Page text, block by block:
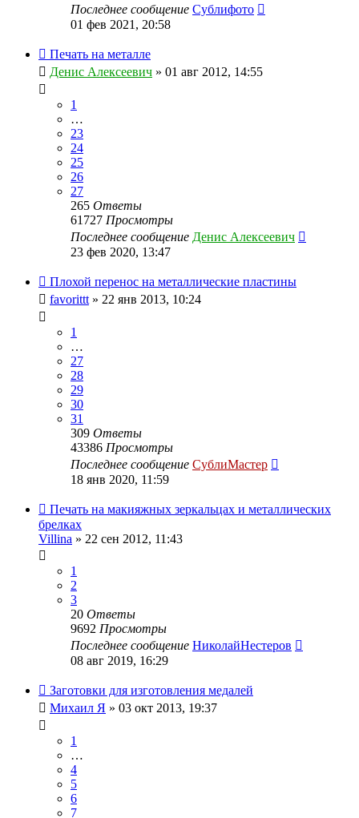
Последнее сообщение Сублифото
01 фев 2021, 20:58
Печать на металле
Денис Алексеевич » 01 авг 2012, 14:55
1
…
23
24
25
26
27
265 Ответы
61727 Просмотры
Последнее сообщение Денис Алексеевич
23 фев 2020, 13:47
Плохой перенос на металлические пластины
favorittt » 22 янв 2013, 10:24
1
…
27
28
29
30
31
309 Ответы
43386 Просмотры
Последнее сообщение СублиМастер
18 янв 2020, 11:59
Печать на макияжных зеркальцах и металлических
брелках
Villina » 22 сен 2012, 11:43
1
2
3
20 Ответы
9692 Просмотры
Последнее сообщение НиколайНестеров
08 авг 2019, 16:29
Заготовки для изготовления медалей
Михаил Я » 03 окт 2013, 19:37
1
…
4
5
6
7